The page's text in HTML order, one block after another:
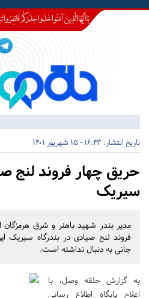
تاریخ انتشار: 16:43 - 15 شهریور 1401
حریق چهار فروند لنج
سیریک
مدیر بندر شهید باهنر و شرق
فروند لنج صیادی در بندرگاه
جانی به دنبال نداشته است.
به گزارش حلقه وصل، با
اعلام پایگاه اطلاع رسانی